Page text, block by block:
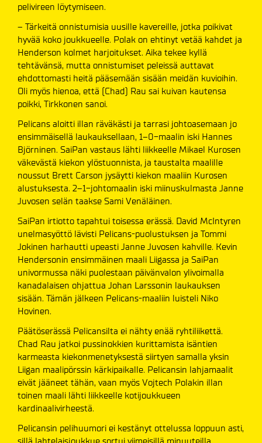
pelivireen löytymiseen.
– Tärkeitä onnistumisia uusille kavereille, jotka poikivat
hyvää koko joukkueelle. Polak on ehtinyt vetää kahdet ja
Henderson kolmet harjoitukset. Aika tekee kyllä
tehtävänsä, mutta onnistumiset peleissä auttavat
ehdottomasti heitä pääsemään sisään meidän kuvioihin.
Oli myös hienoa, että (Chad) Rau sai kuivan kautensa
poikki, Tirkkonen sanoi.
Pelicans aloitti illan räväkästi ja tarrasi johtoasemaan jo
ensimmäisellä laukauksellaan, 1–0-maalin iski Hannes
Björninen. SaiPan vastaus lähti liikkeelle Mikael Kurosen
väkevästä kiekon ylöstuonnista, ja taustalta maalille
noussut Brett Carson jysäytti kiekon maaliin Kurosen
alustuksesta. 2–1-johtomaalin iski miinuskulmasta Janne
Juvosen selän taakse Sami Venäläinen.
SaiPan irtiotto tapahtui toisessa erässä. David McIntyren
unelmasyöttö lävisti Pelicans-puolustuksen ja Tommi
Jokinen harhautti upeasti Janne Juvosen kahville. Kevin
Hendersonin ensimmäinen maali Liigassa ja SaiPan
univormussa näki puolestaan päivänvalon ylivoimalla
kanadalaisen ohjattua Johan Larssonin laukauksen
sisään. Tämän jälkeen Pelicans-maaliin luisteli Niko
Hovinen.
Päätöserässä Pelicansilta ei nähty enää ryhtiliikettä.
Chad Rau jatkoi pussinokkien kurittamista isäntien
karmeasta kiekonmenetyksestä siirtyen samalla yksin
Liigan maalipörssin kärkipaikalle. Pelicansin lahjamaalit
eivät jääneet tähän, vaan myös Vojtech Polakin illan
toinen maali lähti liikkeelle kotijoukkueen
kardinaalivirheestä.
Pelicansin pelihuumori ei kestänyt ottelussa loppuun asti,